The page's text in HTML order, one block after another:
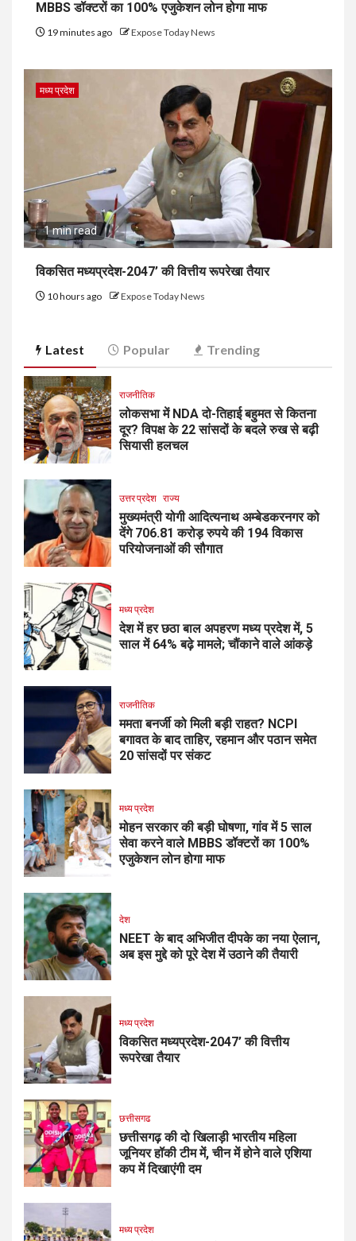
MBBS डॉक्टरों का 100% एजुकेशन लोन होगा माफ
19 minutes ago Expose Today News
मध्य प्रदेश
1 min read
विकसित मध्यप्रदेश-2047’ की वित्तीय रूपरेखा तैयार
10 hours ago Expose Today News
Latest Popular Trending
राजनीतिक
लोकसभा में NDA दो-तिहाई बहुमत से कितना
दूर? विपक्ष के 22 सांसदों के बदले रुख से बढ़ी
सियासी हलचल
उत्तर प्रदेश राज्य
मुख्यमंत्री योगी आदित्यनाथ अम्बेडकरनगर को
देंगे 706.81 करोड़ रुपये की 194 विकास
परियोजनाओं की सौगात
मध्य प्रदेश
देश में हर छठा बाल अपहरण मध्य प्रदेश में, 5
साल में 64% बढ़े मामले; चौंकाने वाले आंकड़े
राजनीतिक
ममता बनर्जी को मिली बड़ी राहत? NCPI
बगावत के बाद ताहिर, रहमान और पठान समेत
20 सांसदों पर संकट
मध्य प्रदेश
मोहन सरकार की बड़ी घोषणा, गांव में 5 साल
सेवा करने वाले MBBS डॉक्टरों का 100%
एजुकेशन लोन होगा माफ
देश
NEET के बाद अभिजीत दीपके का नया ऐलान,
अब इस मुद्दे को पूरे देश में उठाने की तैयारी
मध्य प्रदेश
विकसित मध्यप्रदेश-2047’ की वित्तीय
रूपरेखा तैयार
छत्तीसगढ
छत्तीसगढ़ की दो खिलाड़ी भारतीय महिला
जूनियर हॉकी टीम में, चीन में होने वाले एशिया
कप में दिखाएंगी दम
मध्य प्रदेश